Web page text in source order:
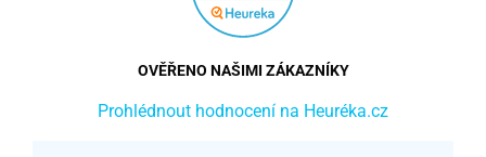
OVĚŘENO NAŠIMI ZÁKAZNÍKY
Prohlédnout hodnocení na Heuréka.cz